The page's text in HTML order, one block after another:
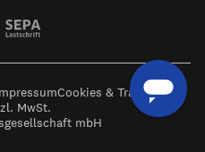
Cookies & Tracking
MwSt.
mbH